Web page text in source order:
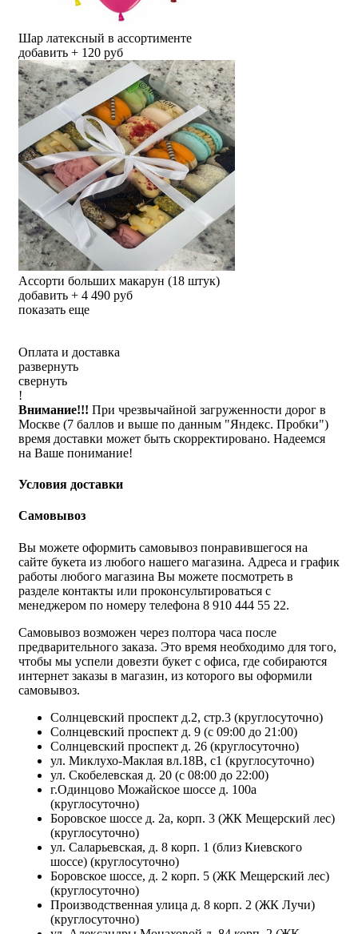
Шар латексный в ассортименте
добавить + 120 руб
Ассорти больших макарун (18 штук)
добавить + 4 490 руб
показать еще
Оплата и доставка
развернуть
свернуть
!
Внимание!!! При чрезвычайной загруженности дорог в
Москве (7 баллов и выше по данным "Яндекс. Пробки")
время доставки может быть скорректировано. Надеемся
на Ваше понимание!
Условия доставки
Самовывоз
Вы можете оформить самовывоз понравившегося на
сайте букета из любого нашего магазина. Адреса и график
работы любого магазина Вы можете посмотреть в
разделе контакты или проконсультироваться с
менеджером по номеру телефона 8 910 444 55 22.
Самовывоз возможен через полтора часа после
предварительного заказа. Это время необходимо для того,
чтобы мы успели довезти букет с офиса, где собираются
интернет заказы в магазин, из которого вы оформили
самовывоз.
Солнцевский проспект д.2, стр.3 (круглосуточно)
Солнцевский проспект д. 9 (с 09:00 до 21:00)
Солнцевский проспект д. 26 (круглосуточно)
ул. Миклухо-Маклая вл.18В, с1 (круглосуточно)
ул. Скобелевская д. 20 (с 08:00 до 22:00)
г.Одинцово Можайское шоссе д. 100а
(круглосуточно)
Боровское шоссе д. 2а, корп. 3 (ЖК Мещерский лес)
(круглосуточно)
ул. Саларьевская, д. 8 корп. 1 (близ Киевского
шоссе) (круглосуточно)
Боровское шоссе, д. 2 корп. 5 (ЖК Мещерский лес)
(круглосуточно)
Производственная улица д. 8 корп. 2 (ЖК Лучи)
(круглосуточно)